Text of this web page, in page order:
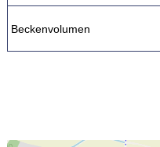
Beckenvolumen